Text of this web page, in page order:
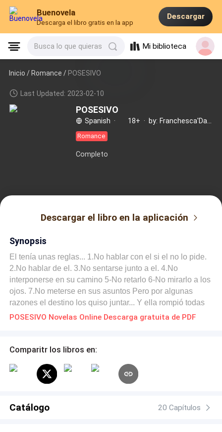
Buenovela
Descarga el libro gratis en la app
Descargar
Busca lo que quieras Mi biblioteca
Inicio /Romance / POSESIVO
Last Updated: 2023-02-10
POSESIVO
Spanish · 18+ ·
Romance
Completo
Descargar el libro en la aplicación
Synopsis
El tenía unas reglas... 1.No hablar con el si el no lo pide.
2.No hablar de el. 3.No sentarse junto a el. 4.No
interponerse en su camino 5-No retarlo 6-No mirarlo a los
ojos. 7.No meterse en sus asuntos Pero por algunas
razones el destino los quiso juntar... Y ella rompió todas
la reglas.
POSESIVO Novelas Online Descarga gratuita de PDF
Comparitr los libros en:
Catálogo 20 Capítulos